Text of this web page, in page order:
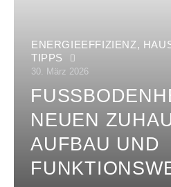
ENERGIEEFFIZIENZ,
TIPPS
30. März 2026
EUEN
UFBAU UND F